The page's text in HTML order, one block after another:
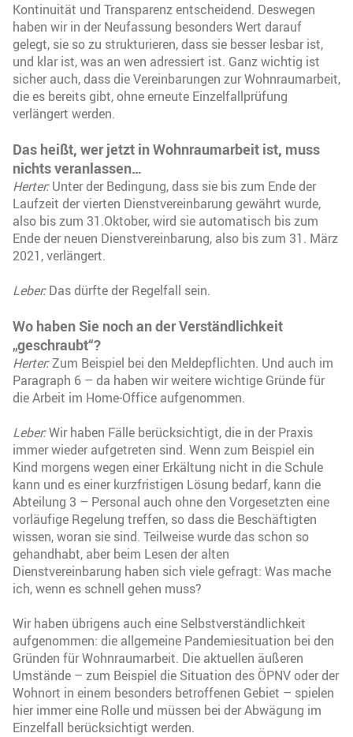
Kontinuität und Transparenz entscheidend. Deswegen
haben wir in der Neufassung besonders Wert darauf
gelegt, sie so zu strukturieren, dass sie besser lesbar ist,
und klar ist, was an wen adressiert ist. Ganz wichtig ist
sicher auch, dass die Vereinbarungen zur Wohnraumarbeit,
die es bereits gibt, ohne erneute Einzelfallprüfung
verlängert werden.
Das heißt, wer jetzt in Wohnraumarbeit ist, muss
nichts veranlassen…
Herter:Unter der Bedingung, dass sie bis zum Ende der
Laufzeit der vierten Dienstvereinbarung gewährt wurde,
also bis zum 31.Oktober, wird sie automatisch bis zum
Ende der neuen Dienstvereinbarung, also bis zum 31. März
2021, verlängert.
Leber:Das dürfte der Regelfall sein.
Wo haben Sie noch an der Verständlichkeit
„geschraubt“?
Herter:Zum Beispiel bei den Meldepflichten. Und auch im
Paragraph 6 – da haben wir weitere wichtige Gründe für
die Arbeit im Home-Office aufgenommen.
Leber:Wir haben Fälle berücksichtigt, die in der Praxis
immer wieder aufgetreten sind. Wenn zum Beispiel ein
Kind morgens wegen einer Erkältung nicht in die Schule
kann und es einer kurzfristigen Lösung bedarf, kann die
Abteilung 3 – Personal auch ohne den Vorgesetzten eine
vorläufige Regelung treffen, so dass die Beschäftigten
wissen, woran sie sind. Teilweise wurde das schon so
gehandhabt, aber beim Lesen der alten
Dienstvereinbarung haben sich viele gefragt: Was mache
ich, wenn es schnell gehen muss?
Wir haben übrigens auch eine Selbstverständlichkeit
aufgenommen: die allgemeine Pandemiesituation bei den
Gründen für Wohnraumarbeit. Die aktuellen äußeren
Umstände – zum Beispiel die Situation des ÖPNV oder der
Wohnort in einem besonders betroffenen Gebiet – spielen
hier immer eine Rolle und müssen bei der Abwägung im
Einzelfall berücksichtigt werden.